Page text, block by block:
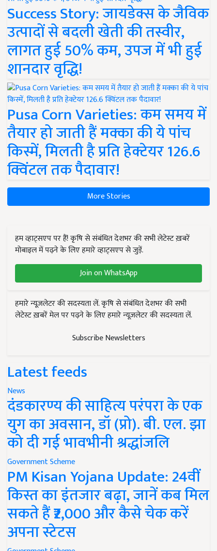
Success Story: जायडेक्स के जैविक
उत्पादों से बदली खेती की तस्वीर,
लागत हुई 50% कम, उपज में भी हुई
शानदार वृद्धि!
Pusa Corn Varieties: कम समय में
तैयार हो जाती हैं मक्का की ये पांच
किस्में, मिलती है प्रति हेक्टेयर 126.6
क्विंटल तक पैदावार!
More Stories
हम व्हाट्सएप पर हैं! कृषि से संबंधित देशभर की सभी लेटेस्ट ख़बरें
मोबाइल में पढ़ने के लिए हमारे व्हाट्सएप से जुड़ें.
Join on WhatsApp
हमारे न्यूज़लेटर की सदस्यता लें. कृषि से संबंधित देशभर की सभी
लेटेस्ट ख़बरें मेल पर पढ़ने के लिए हमारे न्यूज़लेटर की सदस्यता लें.
Subscribe Newsletters
Latest feeds
News
दंडकारण्य की साहित्य परंपरा के एक
युग का अवसान, डॉ (प्रो). बी. एल. झा
को दी गई भावभीनी श्रद्धांजलि
Government Scheme
PM Kisan Yojana Update: 24वीं
किस्त का इंतजार बढ़ा, जानें कब मिल
सकते हैं ₹2,000 और कैसे चेक करें
अपना स्टेटस